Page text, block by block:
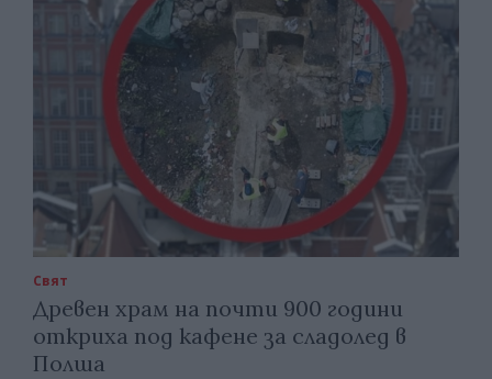
Свят
Древен храм на почти 900 години
откриха под кафене за сладолед в
Полша